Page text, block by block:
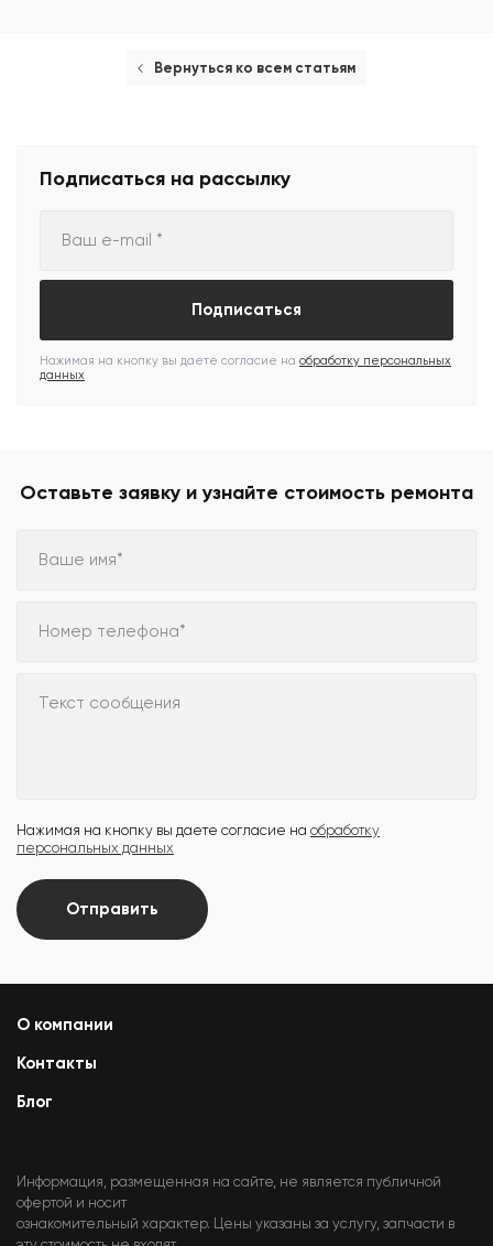
Вернуться ко всем статьям
Подписаться на рассылку
Ваш e-mail *
Подписаться
Нажимая на кнопку вы даете согласие на обработку персональных
данных
Оставьте заявку и узнайте стоимость ремонта
Ваше имя*
Номер телефона*
Текст сообщения
Нажимая на кнопку вы даете согласие на обработку
персональных данных
Отправить
О компании
Контакты
Блог
Информация, размещенная на сайте, не является публичной
офертой и носит
ознакомительный характер. Цены указаны за услугу, запчасти в